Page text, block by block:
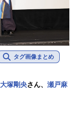
タグ画像まとめ
大塚剛央さん、 瀬戸麻